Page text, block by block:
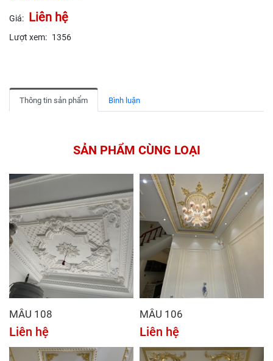
Giá: Liên hệ
Lượt xem: 1356
Thông tin sản phẩm Bình luận
SẢN PHẨM CÙNG LOẠI
MẪU 108
Liên hệ
MẪU 106
Liên hệ